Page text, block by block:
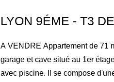
A VENDRE Appartement de 71 m² avec balcon de 7m² avec
garage et cave situé au 1er
avec piscine. Il se compose d'une belle entrée avec placards